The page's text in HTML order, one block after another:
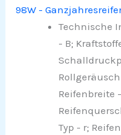
98W -
Technische
- B;
Reifenbreite
Typ - r;